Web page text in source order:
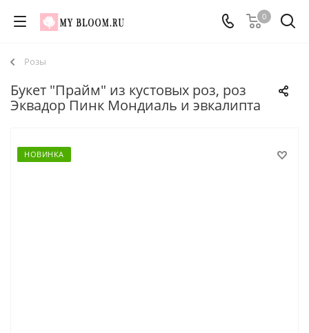
0
Розы
Букет "Прайм" из кустовых роз, роз
Эквадор Пинк Мондиаль и эвкалипта
НОВИНКА